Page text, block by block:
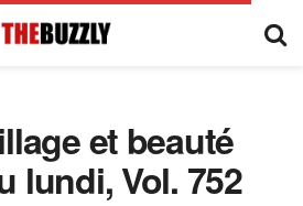
et beauté
lundi, Vol. 752